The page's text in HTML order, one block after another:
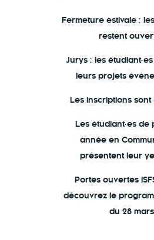
Fermeture estivale :
restent
Jurys : les
leurs projets
Les inscriptions
Les étudiant·es de
année en
présentent leur
Portes ouvertes
découvrez le
du 28 mars